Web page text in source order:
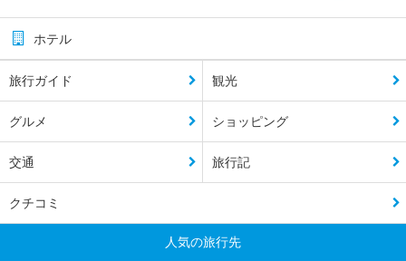
ホテル
旅行ガイド 観光
グルメ ショッピング
交通 旅行記
クチコミ
人気の旅行先